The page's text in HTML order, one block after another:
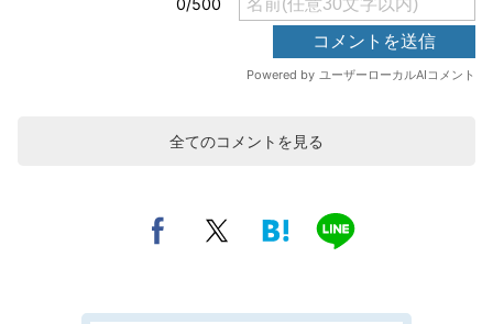
全てのコメントを見る